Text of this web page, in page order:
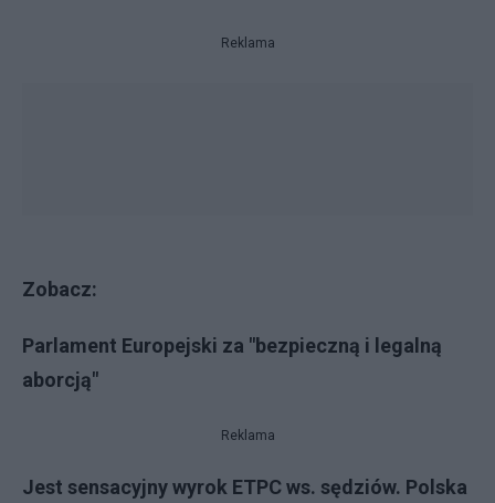
Reklama
Zobacz:
Parlament Europejski za "bezpieczną i legalną
aborcją"
Reklama
Jest sensacyjny wyrok ETPC ws. sędziów. Polska